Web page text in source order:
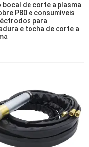
bocal de corte a plasma
P80 e consumíveis
para
e tocha de corte a